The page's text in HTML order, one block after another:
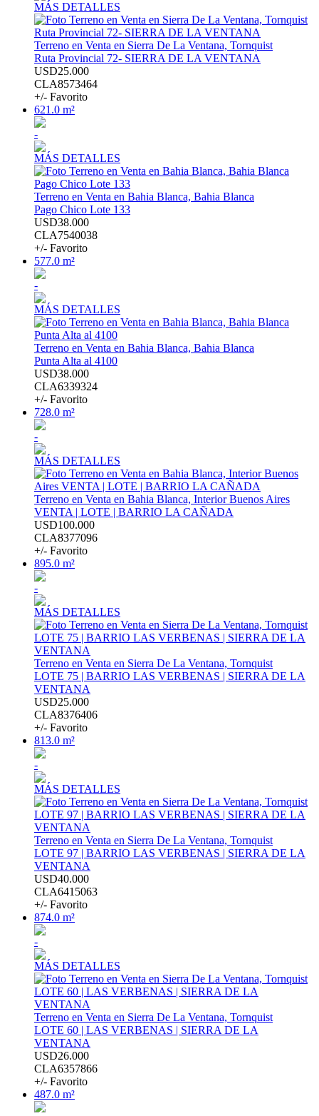
MÁS DETALLES
Terreno en Venta en Sierra De La Ventana, Tornquist
Ruta Provincial 72- SIERRA DE LA VENTANA
USD25.000
CLA8573464
+/- Favorito
621.0 m²
-
MÁS DETALLES
Terreno en Venta en Bahia Blanca, Bahia Blanca
Pago Chico Lote 133
USD38.000
CLA7540038
+/- Favorito
577.0 m²
-
MÁS DETALLES
Terreno en Venta en Bahia Blanca, Bahia Blanca
Punta Alta al 4100
USD38.000
CLA6339324
+/- Favorito
728.0 m²
-
MÁS DETALLES
Terreno en Venta en Bahia Blanca, Interior Buenos Aires
VENTA | LOTE | BARRIO LA CAÑADA
USD100.000
CLA8377096
+/- Favorito
895.0 m²
-
MÁS DETALLES
Terreno en Venta en Sierra De La Ventana, Tornquist
LOTE 75 | BARRIO LAS VERBENAS | SIERRA DE LA
VENTANA
USD25.000
CLA8376406
+/- Favorito
813.0 m²
-
MÁS DETALLES
Terreno en Venta en Sierra De La Ventana, Tornquist
LOTE 97 | BARRIO LAS VERBENAS | SIERRA DE LA
VENTANA
USD40.000
CLA6415063
+/- Favorito
874.0 m²
-
MÁS DETALLES
Terreno en Venta en Sierra De La Ventana, Tornquist
LOTE 60 | LAS VERBENAS | SIERRA DE LA
VENTANA
USD26.000
CLA6357866
+/- Favorito
487.0 m²